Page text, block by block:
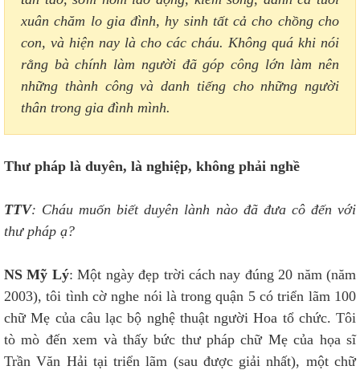
xuân chăm lo gia đình, hy sinh tất cả cho chồng cho
con, và hiện nay là cho các cháu. Không quá khi nói
rằng bà chính làm người đã góp công lớn làm nên
những thành công và danh tiếng cho những người
thân trong gia đình mình.
Thư pháp là duyên, là nghiệp, không phải nghề
TTV: Cháu muốn biết duyên lành nào đã đưa cô đến với
thư pháp ạ?
NS Mỹ Lý: Một ngày đẹp trời cách nay đúng 20 năm (năm
2003), tôi tình cờ nghe nói là trong quận 5 có triển lãm 100
chữ Mẹ của câu lạc bộ nghệ thuật người Hoa tổ chức. Tôi
tò mò đến xem và thấy bức thư pháp chữ Mẹ của họa sĩ
Trần Văn Hải tại triển lãm (sau được giải nhất), một chữ